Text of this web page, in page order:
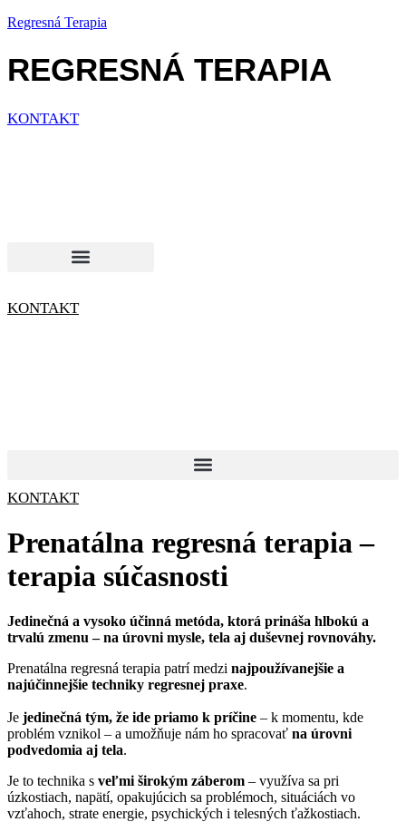
Regresná Terapia
REGRESNÁ TERAPIA
KONTAKT
KONTAKT
KONTAKT
Prenatálna regresná terapia –
terapia súčasnosti
Jedinečná a vysoko účinná metóda, ktorá prináša hlbokú a
trvalú zmenu – na úrovni mysle, tela aj duševnej rovnováhy.
Prenatálna regresná terapia patrí medzi najpoužívanejšie a
najúčinnejšie techniky regresnej praxe.
Je jedinečná tým, že ide priamo k príčine – k momentu, kde
problém vznikol – a umožňuje nám ho spracovať na úrovni
podvedomia aj tela.
Je to technika s veľmi širokým záberom – využíva sa pri
úzkostiach, napätí, opakujúcich sa problémoch, situáciách vo
vzťahoch, strate energie, psychických i telesných ťažkostiach.